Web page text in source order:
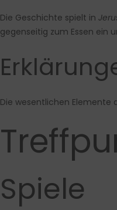
Die Geschichte spielt in
gegenseitig zum Essen ein
Die wesentlichen Elemente
Spiele